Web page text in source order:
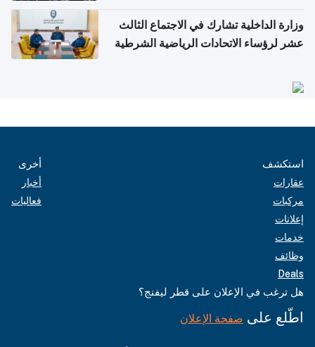
وزارة الداخلية تشارك في الاجتماع الثالث
عشر لرؤساء الاتحادات الرياضية الشرطية
استكشف
عقارات
مركبات
إعلانات
خدمات
وظائف
Deals
أخرى
أخبار
فعاليات
هل ترغب في الإعلان على قطر ليفنج؟
اطّلع على صفحة الإعلان